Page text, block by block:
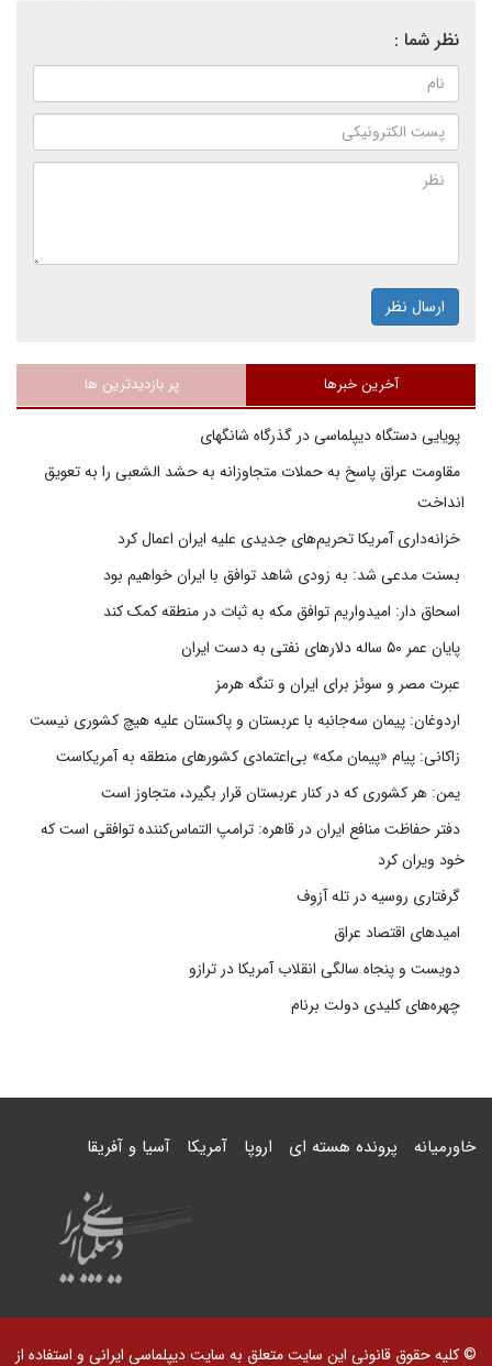
نظر شما :
ارسال نظر
آخرین خبرها پر بازدیدترین ها
پویایی دستگاه دیپلماسی در گذرگاه شانگهای
مقاومت عراق پاسخ به حملات متجاوزانه به حشد الشعبی را به تعویق
انداخت
خزانه‌داری آمریکا تحریم‌های جدیدی علیه ایران اعمال کرد
بسنت مدعی شد: به زودی شاهد توافق با ایران خواهیم بود
اسحاق دار: امیدواریم توافق مکه به ثبات در منطقه کمک کند
پایان عمر ۵۰ ساله دلارهای نفتی به دست ایران
عبرت مصر و سوئز برای ایران و تنگه هرمز
اردوغان: پیمان سه‌جانبه با عربستان و پاکستان علیه هیچ کشوری نیست
زاکانی: پیام «پیمان مکه» بی‌اعتمادی کشورهای منطقه به آمریکاست
یمن: هر کشوری که در کنار عربستان قرار بگیرد، متجاوز است
دفتر حفاظت منافع ایران در قاهره: ترامپ التماس‌کننده توافقی است که
خود ویران کرد
گرفتاری روسیه در تله آزوف
امیدهای اقتصاد عراق
دویست و پنجاه سالگی انقلاب آمریکا در ترازو
چهره‌های کلیدی دولت برنام
خاورمیانه پرونده هسته ای اروپا آمریکا آسیا و آفریقا
© کلیه حقوق قانونی این سایت متعلق به سایت دیپلماسی ایرانی و استفاده از